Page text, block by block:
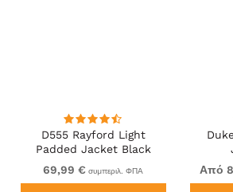
D555 Rayford Light
Padded Jacket Black
69,99 € συμπεριλ. ΦΠΑ Από